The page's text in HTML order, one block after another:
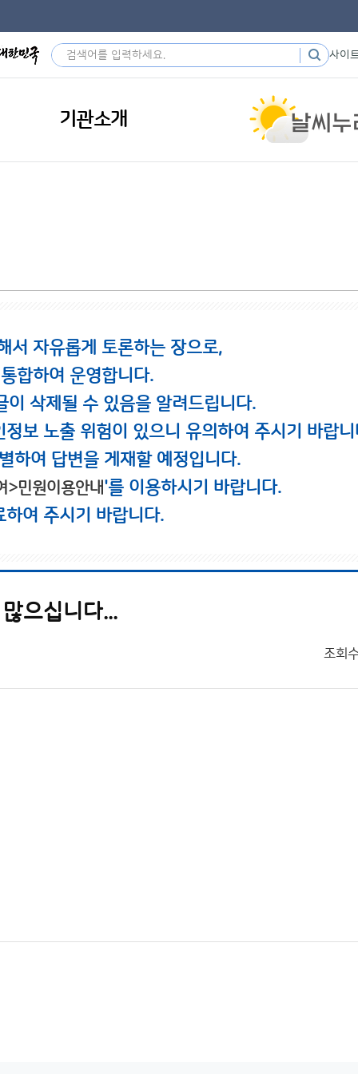
사이
기관소개
서 자유롭게 토론하는 장으로,
합하여 운영합니다.
삭제될 수 있음을 알려드립니다.
보 노출 위험이 있으니 유의하여 주시기 바랍니
하여 답변을 게재할 예정입니다.
>민원이용안내'를 이용하시기 바랍니다.
여 주시기 바랍니다.
으십니다...
조회